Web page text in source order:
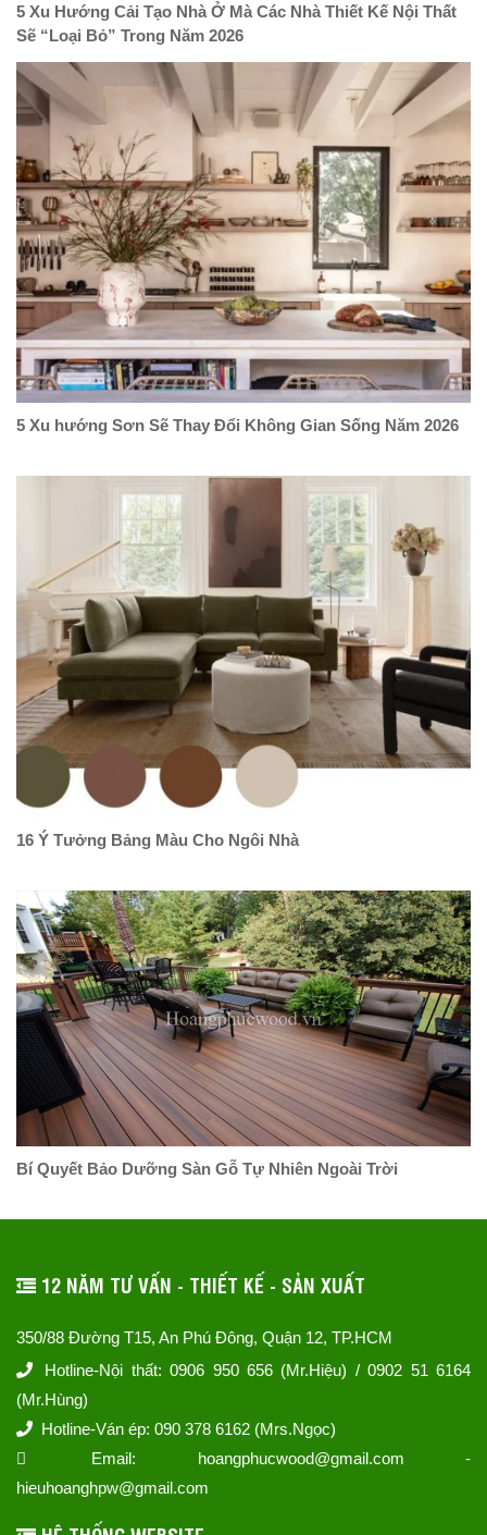
5 Xu Hướng Cải Tạo Nhà Ở Mà Các Nhà Thiết Kế Nội Thất
Sẽ “Loại Bỏ” Trong Năm 2026
5 Xu hướng Sơn Sẽ Thay Đổi Không Gian Sống Năm 2026
16 Ý Tưởng Bảng Màu Cho Ngôi Nhà
Bí Quyết Bảo Dưỡng Sàn Gỗ Tự Nhiên Ngoài Trời
12 NĂM TƯ VẤN - THIẾT KẾ - SẢN XUẤT
350/88 Đường T15, An Phú Đông, Quận 12, TP.HCM
Hotline-Nội thất: 0906 950 656 (Mr.Hiệu) / 0902 51 6164
(Mr.Hùng)
Hotline-Ván ép: 090 378 6162 (Mrs.Ngọc)
Email: hoangphucwood@gmail.com -
hieuhoanghpw@gmail.com